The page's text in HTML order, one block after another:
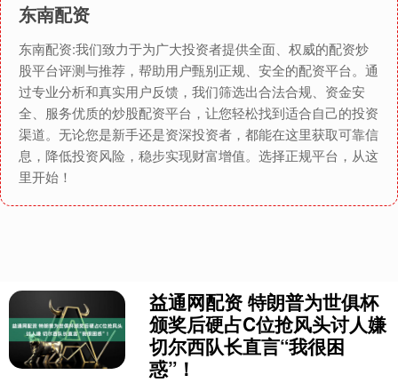
东南配资
东南配资:我们致力于为广大投资者提供全面、权威的配资炒
股平台评测与推荐，帮助用户甄别正规、安全的配资平台。通
过专业分析和真实用户反馈，我们筛选出合法合规、资金安
全、服务优质的炒股配资平台，让您轻松找到适合自己的投资
渠道。无论您是新手还是资深投资者，都能在这里获取可靠信
息，降低投资风险，稳步实现财富增值。选择正规平台，从这
里开始！
益通网配资 特朗普为世俱杯
颁奖后硬占C位抢风头讨人嫌
切尔西队长直言“我很困
惑”！